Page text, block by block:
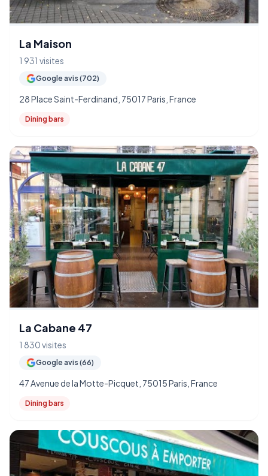
La Maison
1 931 visites
Google avis (702)
28 Place Saint-Ferdinand, 75017 Paris, France
Dining bars
La Cabane 47
1 830 visites
Google avis (66)
47 Avenue de la Motte-Picquet, 75015 Paris, France
Dining bars